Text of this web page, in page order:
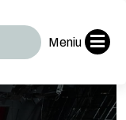
Meniu